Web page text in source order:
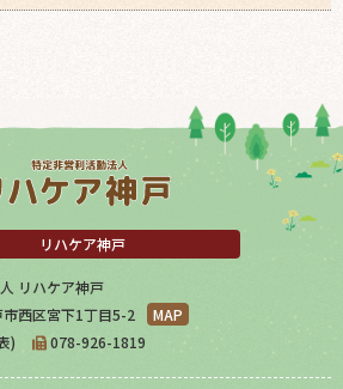
リハケア神戸
リハケア神戸
西区宮下1丁目5-2
MAP
)
078-926-1819